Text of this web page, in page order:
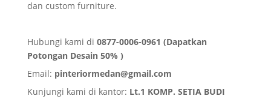
dan custom furniture.
Hubungi kami di 0877-0006-0961 (Dapatkan
Potongan Desain 50% )
Email: pinteriormedan@gmail.com
Kunjungi kami di kantor: Lt.1 KOMP. SETIA BUDI